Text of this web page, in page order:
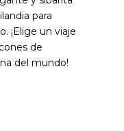
para
¡Elige un viaje
de
del mundo!